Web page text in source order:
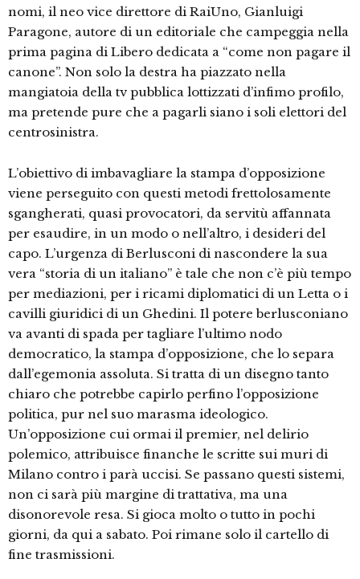
nomi, il neo vice direttore di RaiUno, Gianluigi
Paragone, autore di un editoriale che campeggia nella
prima pagina di Libero dedicata a “come non pagare il
canone”. Non solo la destra ha piazzato nella
mangiatoia della tv pubblica lottizzati d’infimo profilo,
ma pretende pure che a pagarli siano i soli elettori del
centrosinistra.
L’obiettivo di imbavagliare la stampa d’opposizione
viene perseguito con questi metodi frettolosamente
sgangherati, quasi provocatori, da servitù affannata
per esaudire, in un modo o nell’altro, i desideri del
capo. L’urgenza di Berlusconi di nascondere la sua
vera “storia di un italiano” è tale che non c’è più tempo
per mediazioni, per i ricami diplomatici di un Letta o i
cavilli giuridici di un Ghedini. Il potere berlusconiano
va avanti di spada per tagliare l’ultimo nodo
democratico, la stampa d’opposizione, che lo separa
dall’egemonia assoluta. Si tratta di un disegno tanto
chiaro che potrebbe capirlo perfino l’opposizione
politica, pur nel suo marasma ideologico.
Un’opposizione cui ormai il premier, nel delirio
polemico, attribuisce finanche le scritte sui muri di
Milano contro i parà uccisi. Se passano questi sistemi,
non ci sarà più margine di trattativa, ma una
disonorevole resa. Si gioca molto o tutto in pochi
giorni, da qui a sabato. Poi rimane solo il cartello di
fine trasmissioni.